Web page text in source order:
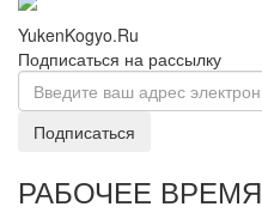
YukenKogyo.Ru
Подписаться на рассылку
Подписаться
РАБОЧЕЕ ВРЕМЯ